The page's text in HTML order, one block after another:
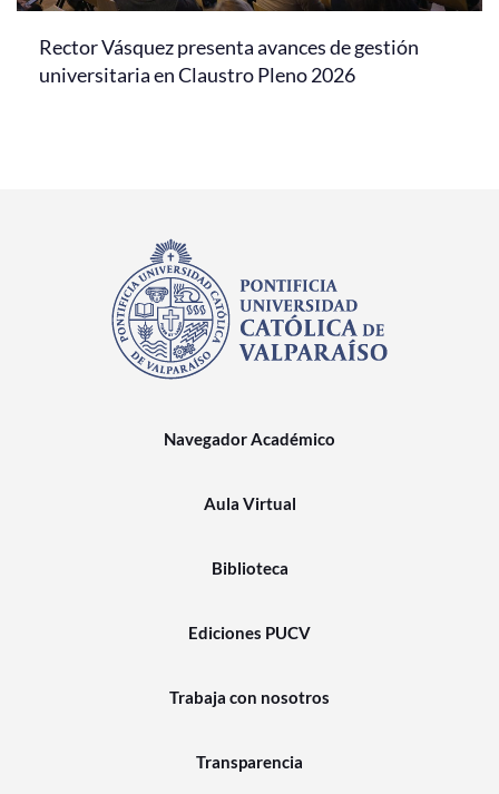
Rector Vásquez presenta avances de gestión
universitaria en Claustro Pleno 2026
Navegador Académico
Aula Virtual
Biblioteca
Ediciones PUCV
Trabaja con nosotros
Transparencia